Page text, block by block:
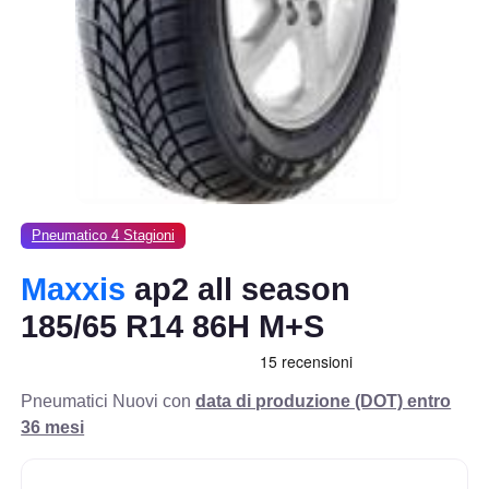
Pneumatico 4 Stagioni
Maxxis ap2 all season
185/65 R14 86H M+S
Pneumatici Nuovi condata di produzione (DOT) entro
36 mesi